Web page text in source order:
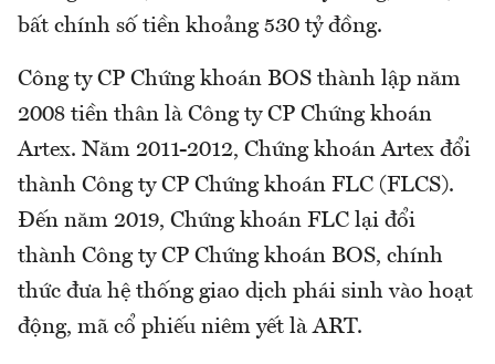
bất chính số tiền khoảng 530 tỷ đồng.
Công ty CP Chứng khoán BOS thành lập năm
2008 tiền thân là Công ty CP Chứng khoán
Artex. Năm 2011-2012, Chứng khoán Artex đổi
thành Công ty CP Chứng khoán FLC (FLCS).
Đến năm 2019, Chứng khoán FLC lại đổi
thành Công ty CP Chứng khoán BOS, chính
thức đưa hệ thống giao dịch phái sinh vào hoạt
động, mã cổ phiếu niêm yết là ART.